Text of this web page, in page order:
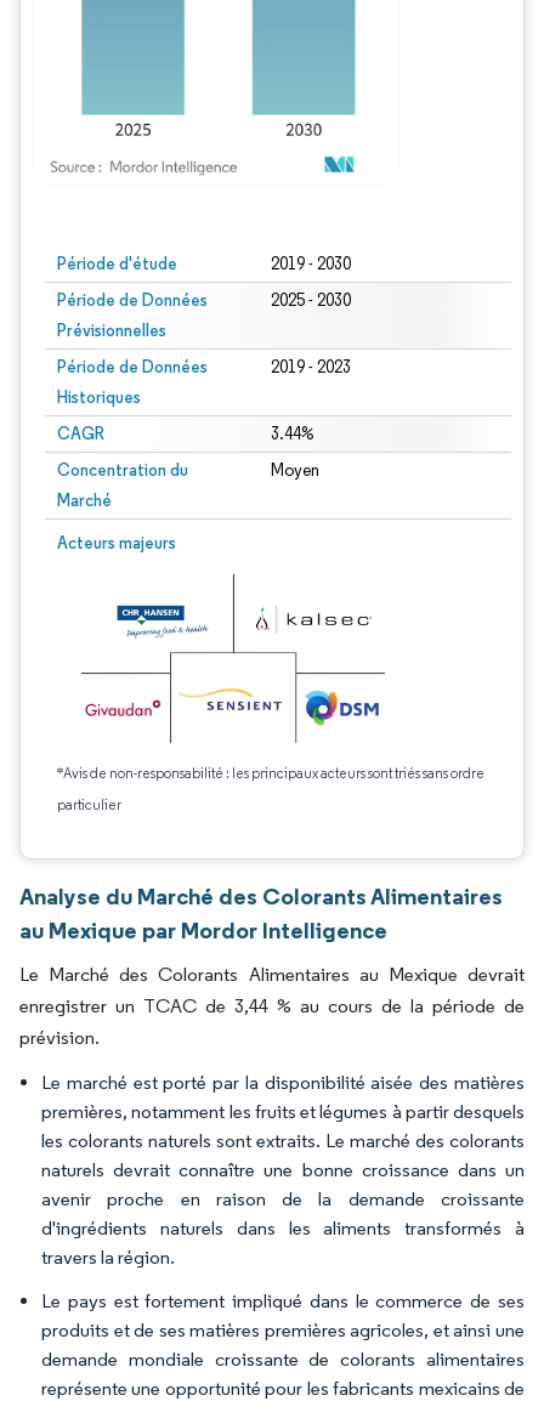
Période d'étude 2019 - 2030
Période de Données
Prévisionnelles
2025 - 2030
Période de Données
Historiques
2019 - 2023
CAGR 3.44%
Concentration du
Marché
Moyen
Acteurs majeurs
*Avis de non-responsabilité : les principaux acteurs sont triés sans ordre
particulier
Analyse du Marché des Colorants Alimentaires
au Mexique par Mordor Intelligence
Le Marché des Colorants Alimentaires au Mexique devrait
enregistrer un TCAC de 3,44 % au cours de la période de
prévision.
Le marché est porté par la disponibilité aisée des matières
premières, notamment les fruits et légumes à partir desquels
les colorants naturels sont extraits. Le marché des colorants
naturels devrait connaître une bonne croissance dans un
avenir proche en raison de la demande croissante
d'ingrédients naturels dans les aliments transformés à
travers la région.
Le pays est fortement impliqué dans le commerce de ses
produits et de ses matières premières agricoles, et ainsi une
demande mondiale croissante de colorants alimentaires
représente une opportunité pour les fabricants mexicains de